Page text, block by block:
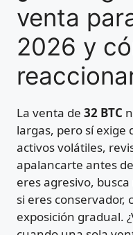
venta
2026 y
La venta de 32 BTC
largas, pero sí exige
activos volátiles,
apalancarte antes
eres agresivo,
si eres conservador,
exposición gradual.